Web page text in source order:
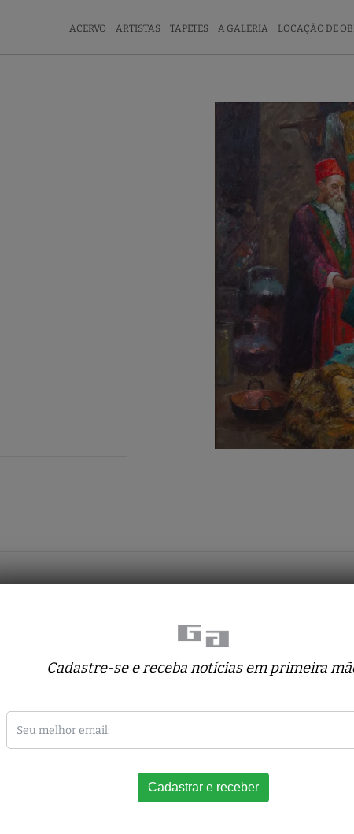
ACERVO ARTISTAS TAPETES A GALERIA LOCAÇÃO DE
Obras relacionadas
Cadastre-se e receba notícias em primeira